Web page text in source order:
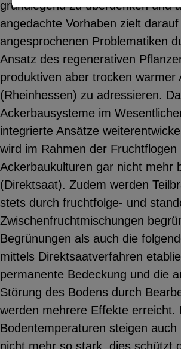
grundlegend zu überdenken und
angedachte Vorhaben zielt
angesprochenen Problematiken
Ansatz des regenerativen
produktiven aber trocken warmer
(Rheinhessen) zu adressieren.
Ackerbausysteme im
integrierte Ansätze
wird im Rahmen der Fruchtflogen
Ackerbaukulturen gar nicht mehr
(Direktsaat). Zudem werden
stets durch fruchtfolge- und
Zwischenfruchtmischungen
Begrünungen als auch die
mittels Direktsaatverfahren
permanente Bedeckung und die
Störung des Bodens durch
werden mehrere Effekte erreicht.
Bodentemperaturen steigen
nicht mehr so stark, dies schützt
Notwendige Cookies
Verwaltung und für
Funktionalität der
notwendig).
EXTERNE
Seitenspezifische
Benutzerdaten durch
Drittanbieter, bspw.
Einbinden externer
Standortdaten oder
Stellenanzeigen.
YouTube
ChatBot